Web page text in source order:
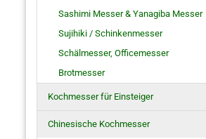
Sashimi Messer & Yanagiba Messer
Sujihiki / Schinkenmesser
Schälmesser, Officemesser
Brotmesser
Kochmesser für Einsteiger
Chinesische Kochmesser